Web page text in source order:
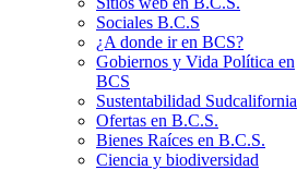
Sociales B.C.S
¿A donde ir en BCS?
Gobiernos y Vida Política en
BCS
Sustentabilidad Sudcalifornia
Ofertas en B.C.S.
Bienes Raíces en B.C.S.
Ciencia y biodiversidad